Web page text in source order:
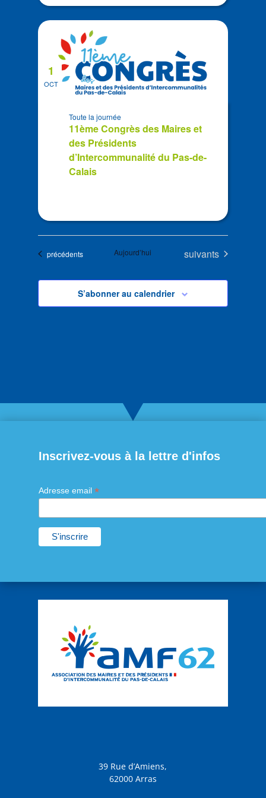
OCT
1
11ème Congrès des Maires et
des Présidents
d’Intercommunalité du Pas-de-
Calais
Toute la journée
Évènements
précédents Aujourd’hui Évènements
suivants
S’abonner au calendrier
Inscrivez-vous à la lettre d'infos
Adresse email *
39 Rue d’Amiens,
62000 Arras